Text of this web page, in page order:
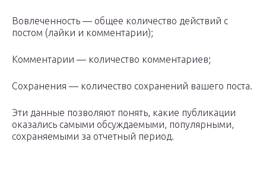
Вовлеченность — общее количество действий с
постом (лайки и комментарии);
Комментарии — количество комментариев;
Сохранения — количество сохранений вашего поста.
Эти данные позволяют понять, какие публикации
оказались самыми обсуждаемыми, популярными,
сохраняемыми за отчетный период.